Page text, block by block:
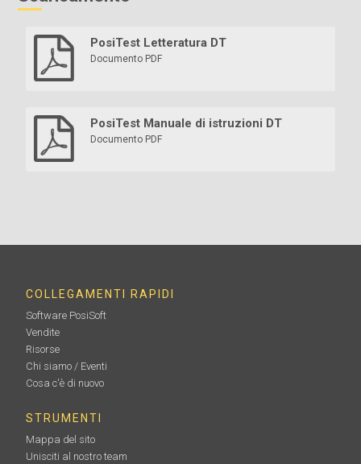
PosiTest Letteratura DT
Documento PDF
PosiTest Manuale di istruzioni DT
Documento PDF
COLLEGAMENTI RAPIDI
Software PosiSoft
Vendite
Risorse
Chi siamo / Eventi
Cosa c'è di nuovo
STRUMENTI
Mappa del sito
Unisciti al nostro team